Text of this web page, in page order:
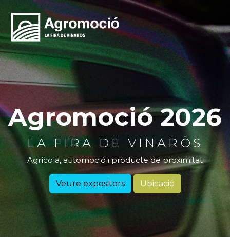
Agromoció 2026
LA FIRA DE VINARÒS
Agrícola, automoció i producte de proximitat
Veure expositors Ubicació